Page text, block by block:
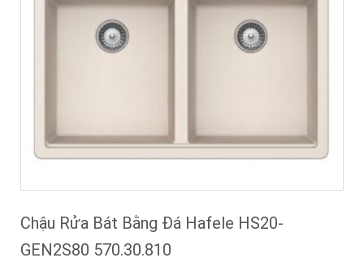
Chậu Rửa Bát Bằng Đá Hafele HS20-
GEN2S80 570.30.810